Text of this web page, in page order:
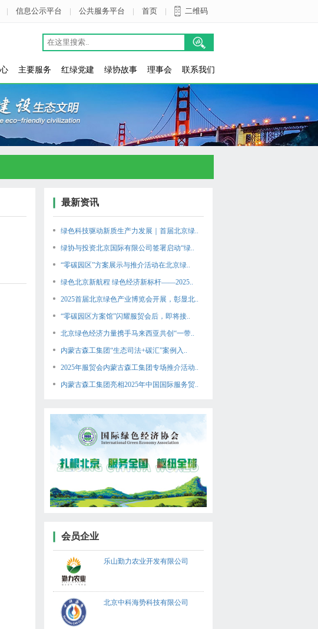
| 信息公示平台 | 公共服务平台 | 首页 | 二维码
主要服务 红绿党建 绿协故事 理事会 联系我们
最新资讯
绿色科技驱动新质生产力发展｜首届北京绿..
绿协与投资北京国际有限公司签署启动“绿..
“零碳园区”方案展示与推介活动在北京绿..
绿色北京新航程 绿色经济新标杆——2025..
2025首届北京绿色产业博览会开展，彰显北..
“零碳园区方案馆”闪耀服贸会后，即将接..
北京绿色经济力量携手马来西亚共创“一带..
内蒙古森工集团“生态司法+碳汇”案例入..
2025年服贸会内蒙古森工集团专场推介活动..
内蒙古森工集团亮相2025年中国国际服务贸..
会员企业
乐山勤力农业开发有限公司
北京中科海势科技有限公司